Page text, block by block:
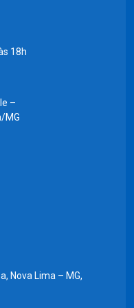
18h
–
MG
Nova Lima – MG,